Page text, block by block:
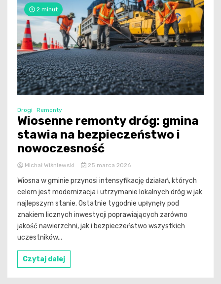
2 minut
Drogi Remonty
Wiosenne remonty dróg: gmina
stawia na bezpieczeństwo i
nowoczesność
Michał Wiśniewski 25 marca 2026
Wiosna w gminie przynosi intensyfikację działań, których
celem jest modernizacja i utrzymanie lokalnych dróg w jak
najlepszym stanie. Ostatnie tygodnie upłynęły pod
znakiem licznych inwestycji poprawiających zarówno
jakość nawierzchni, jak i bezpieczeństwo wszystkich
uczestników...
Czytaj dalej